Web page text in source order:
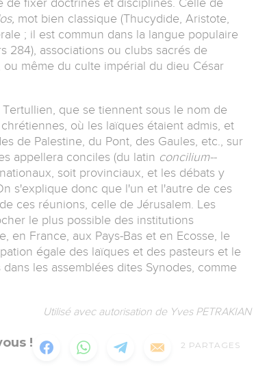
mot bien classique (Thucydide, Aristote,
; il est commun dans la langue populaire
284), associations ou clubs sacrés de
ou même du culte impérial du dieu César
que se tiennent sous le nom de
où les laïques étaient admis, et
de Palestine, du Pont, des Gaules, etc., sur
appellera conciles (du latin concilium--
soit provinciaux, et les débats y
s'explique donc que l'un et l'autre de ces
ces réunions, celle de Jérusalem. Les
le plus possible des institutions
en France, aux Pays-Bas et en Ecosse, le
égale des laïques et des pasteurs et le
les assemblées dites Synodes, comme
Utilisé avec autorisation de Yves PETRAKIAN
! 2 PARTAGES